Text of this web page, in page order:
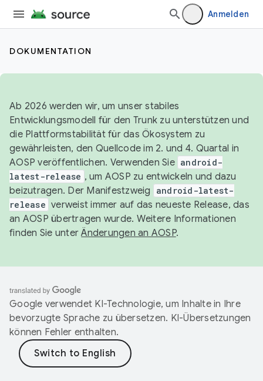
Anmelden
DOKUMENTATION
Ab 2026 werden wir, um unser stabiles
Entwicklungsmodell für den Trunk zu unterstützen und
die Plattformstabilität für das Ökosystem zu
gewährleisten, den Quellcode im 2. und 4. Quartal in
AOSP veröffentlichen. Verwenden Sie android-
latest-release , um AOSP zu entwickeln und dazu
beizutragen. Der Manifestzweig
android-latest-
release verweist immer auf das neueste Release, das
an AOSP übertragen wurde. Weitere Informationen
finden Sie unterÄnderungen an AOSP.
Google verwendet KI-Technologie, um Inhalte in Ihre
bevorzugte Sprache zu übersetzen. KI-Übersetzungen
können Fehler enthalten.